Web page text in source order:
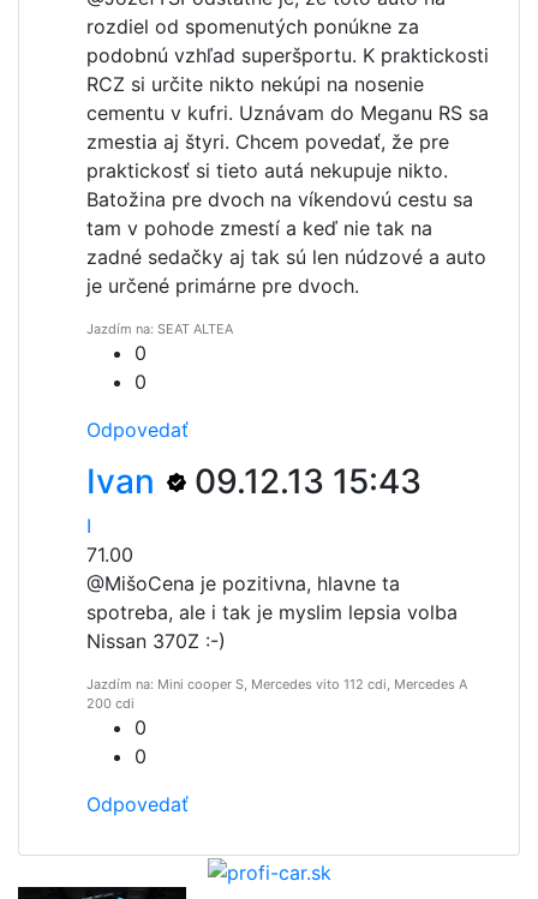
rozdiel od spomenutých ponúkne za
podobnú vzhľad superšportu. K praktickosti
RCZ si určite nikto nekúpi na nosenie
cementu v kufri. Uznávam do Meganu RS sa
zmestia aj štyri. Chcem povedať, že pre
praktickosť si tieto autá nekupuje nikto.
Batožina pre dvoch na víkendovú cestu sa
tam v pohode zmestí a keď nie tak na
zadné sedačky aj tak sú len núdzové a auto
je určené primárne pre dvoch.
Jazdím na: SEAT ALTEA
0
0
Odpovedať
Ivan 09.12.13 15:43
I
71.00
@MišoCena je pozitivna, hlavne ta
spotreba, ale i tak je myslim lepsia volba
Nissan 370Z :-)
Jazdím na: Mini cooper S, Mercedes vito 112 cdi, Mercedes A
200 cdi
0
0
Odpovedať